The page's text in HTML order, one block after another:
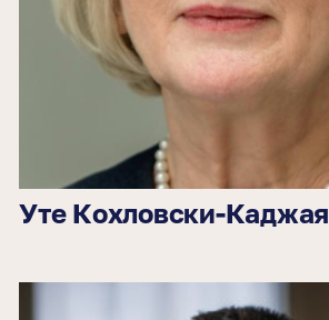
Уте Кохловски-Каджая